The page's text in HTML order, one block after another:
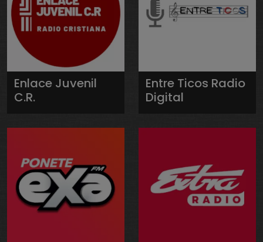
Enlace Juvenil
C.R.
Entre Ticos Radio
Digital